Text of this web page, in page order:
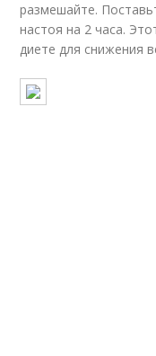
размешайте.
настоя на 2 часа.
диете для снижения